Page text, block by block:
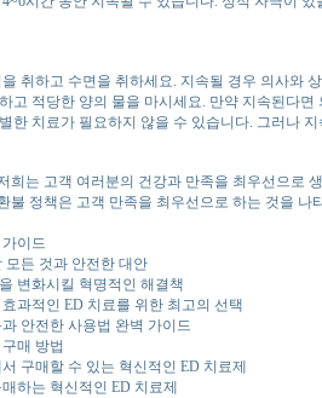
취하고 수면을 취하세요. 지속될 경우 의사와
고 적당한 양의 물을 마시세요. 만약 지속된다면
한 치료가 필요하지 않을 수 있습니다. 그러나
희는 고객 여러분의 건강과 만족을 최우선으로
불 정책은 고객 만족을 최우선으로 하는 것을 나
이드
모든 것과 안전한 대안
변화시킬 혁명적인 해결책
과적인 ED 치료를 위한 최고의 선택
안전한 사용법 완벽 가이드
매 방법
구매할 수 있는 혁신적인 ED 치료제
하는 혁신적인 ED 치료제